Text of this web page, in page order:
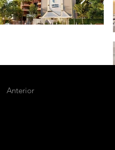
Anterior